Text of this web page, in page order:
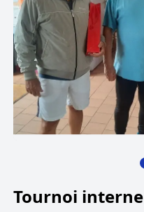
Tournoi interne